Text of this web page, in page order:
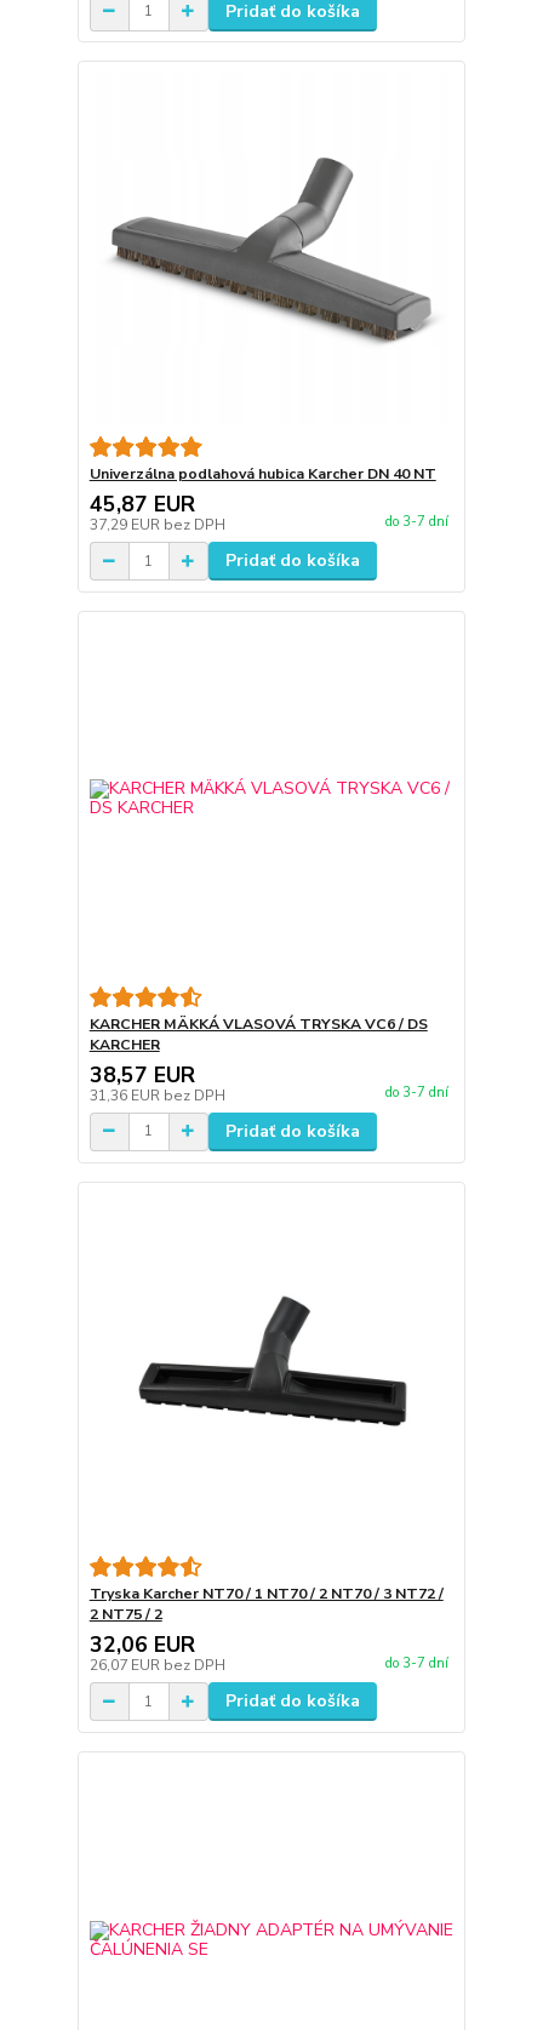
Pridať do košíka
Univerzálna podlahová hubica Karcher DN 40 NT
45,87 EUR
37,29 EUR bez DPH do 3-7 dní
Pridať do košíka
KARCHER MÄKKÁ VLASOVÁ TRYSKA VC6 / DS
KARCHER
38,57 EUR
31,36 EUR bez DPH do 3-7 dní
Pridať do košíka
Tryska Karcher NT70 / 1 NT70 / 2 NT70 / 3 NT72 /
2 NT75 / 2
32,06 EUR
26,07 EUR bez DPH do 3-7 dní
Pridať do košíka